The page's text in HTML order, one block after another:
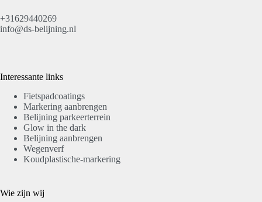
+31629440269
info@ds-belijning.nl
Interessante links
Fietspadcoatings
Markering aanbrengen
Belijning parkeerterrein
Glow in the dark
Belijning aanbrengen
Wegenverf
Koudplastische-markering
Wie zijn wij